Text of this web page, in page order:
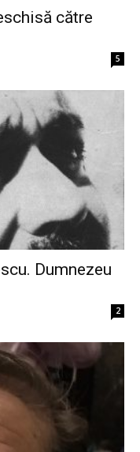
către
5
Dumnezeu
2